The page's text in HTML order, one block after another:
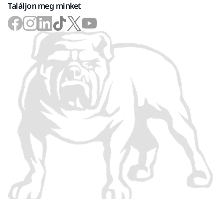
Találjon meg minket